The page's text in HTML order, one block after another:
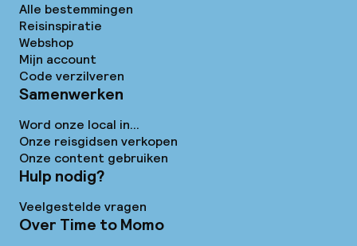
Alle bestemmingen
Reisinspiratie
Webshop
Mijn account
Code verzilveren
Samenwerken
Word onze local in...
Onze reisgidsen verkopen
Onze content gebruiken
Hulp nodig?
Veelgestelde vragen
Over Time to Momo